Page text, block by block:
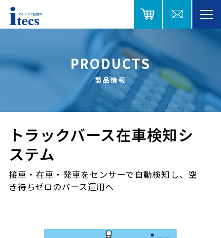
PRODUCTS
製品情報
トラックバース在車検知シ
ステム
接車・在車・発車をセンサーで自動検知し、空
き待ちゼロのバース運用へ